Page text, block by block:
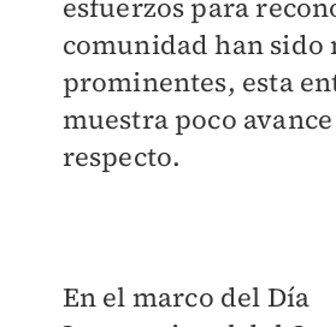
esfuerzos para
comunidad han sido
prominentes, esta
muestra poco
respecto.
En el marco del Día